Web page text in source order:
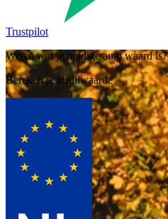
Trustpilot
Weten wat je huidige auto waard is?
Bereken je inruilwaarde